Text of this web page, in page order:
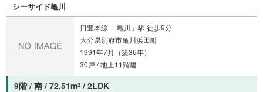
シーサイド亀川
日豊本線 「亀川」駅 徒歩9分
大分県別府市亀川浜田町
1991年7月（築36年）
30戸 / 地上11階建
9階 / 南 / 72.51m2 / 2LDK